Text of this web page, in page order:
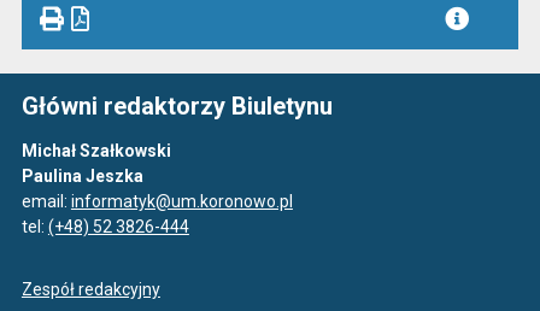
Główni redaktorzy Biuletynu
Michał Szałkowski
Paulina Jeszka
email: informatyk@um.koronowo.pl
tel: (+48) 52 3826-444
Zespół redakcyjny